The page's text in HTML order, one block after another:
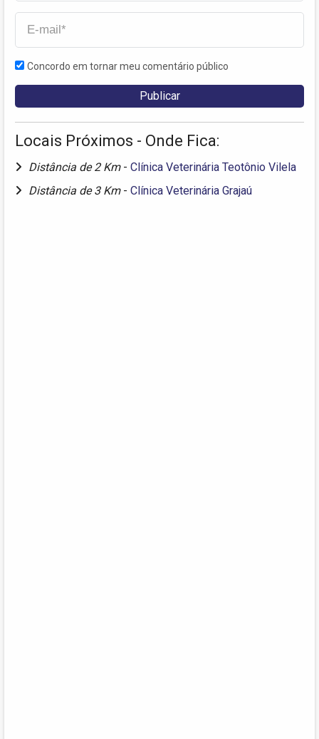
Concordo em tornar meu comentário público
Locais Próximos - Onde Fica:
Distância de 2 Km - Clínica Veterinária Teotônio Vilela
Distância de 3 Km - Clínica Veterinária Grajaú